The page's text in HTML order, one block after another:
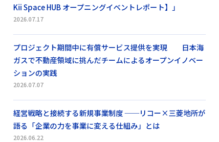
Kii Space HUB オープニングイベントレポート】」
2026.07.17
プロジェクト期間中に有償サービス提供を実現 日本海
ガスで不動産領域に挑んだチームによるオープンイノベー
ションの実践
2026.07.07
経営戦略と接続する新規事業制度 ──リコー×三菱地所が
語る「企業の力を事業に変える仕組み」とは
2026.06.22